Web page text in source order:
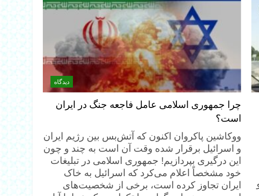
دیدگاه
چرا جمهوری اسلامی عامل فاجعه‌ جنگ در ایران
است؟
‌ووکاشین پاکروان اکنون که آتش‌بس بین رژیم ایران
و اسرائیل برقرار شده وقت آن است به چند و چون
این درگیری بپردازیم! جمهوری اسلامی در تبلیغات
خود مشخصاً اعلام می‌کرد که اسرائیل به خاک
ایران تجاوز کرده است، برخی از شخصیت‌های